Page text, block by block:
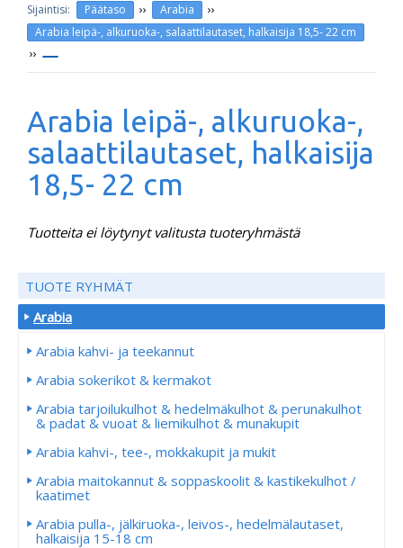
Päätaso ›› Arabia ››
Arabia leipä-, alkuruoka-, salaattilautaset, halkaisija 18,5- 22 cm
››
Arabia leipä-, alkuruoka-,
salaattilautaset, halkaisija
18,5- 22 cm
Tuotteita ei löytynyt valitusta tuoteryhmästä
TUOTE RYHMÄT
Arabia
Arabia kahvi- ja teekannut
Arabia sokerikot & kermakot
Arabia tarjoilukulhot & hedelmäkulhot & perunakulhot
& padat & vuoat & liemikulhot & munakupit
Arabia kahvi-, tee-, mokkakupit ja mukit
Arabia maitokannut & soppaskoolit & kastikekulhot /
kaatimet
Arabia pulla-, jälkiruoka-, leivos-, hedelmälautaset,
halkaisija 15-18 cm